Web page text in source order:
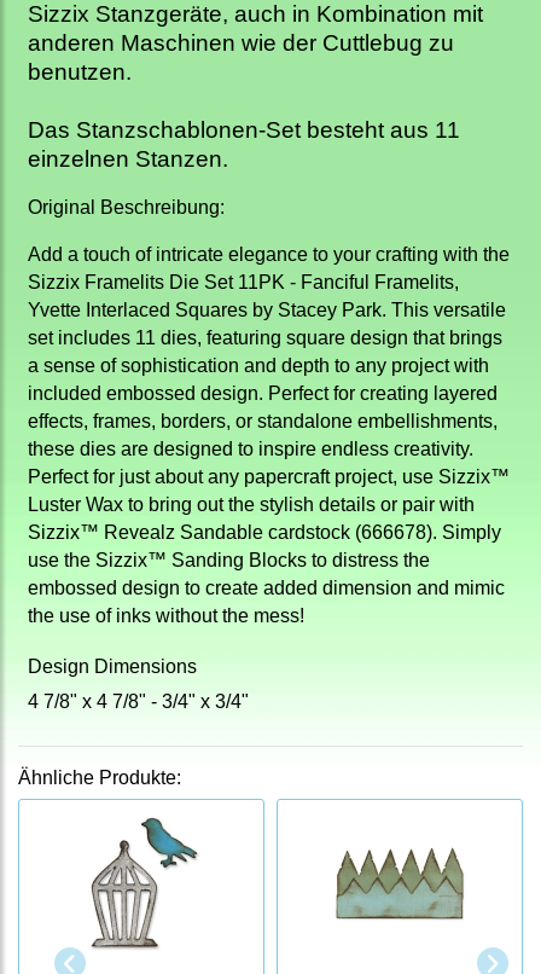
Sizzix Stanzgeräte, auch in Kombination mit
anderen Maschinen wie der Cuttlebug zu
benutzen.
Das Stanzschablonen-Set besteht aus 11
einzelnen Stanzen.
Original Beschreibung:
Add a touch of intricate elegance to your crafting with the
Sizzix Framelits Die Set 11PK - Fanciful Framelits,
Yvette Interlaced Squares by Stacey Park. This versatile
set includes 11 dies, featuring square design that brings
a sense of sophistication and depth to any project with
included embossed design. Perfect for creating layered
effects, frames, borders, or standalone embellishments,
these dies are designed to inspire endless creativity.
Perfect for just about any papercraft project, use Sizzix™
Luster Wax to bring out the stylish details or pair with
Sizzix™ Revealz Sandable cardstock (666678). Simply
use the Sizzix™ Sanding Blocks to distress the
embossed design to create added dimension and mimic
the use of inks without the mess!
Design Dimensions
4 7/8" x 4 7/8" - 3/4" x 3/4"
Ähnliche Produkte: